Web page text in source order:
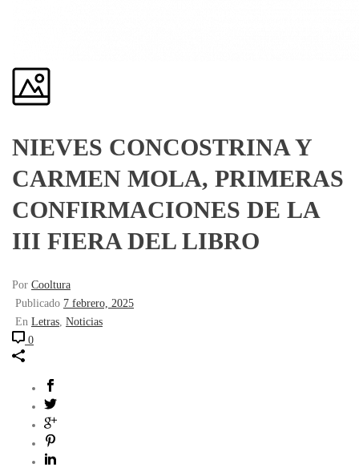
NIEVES CONCOSTRINA Y
CARMEN MOLA, PRIMERAS
CONFIRMACIONES DE LA
III FIERA DEL LIBRO
Por Cooltura
Publicado 7 febrero, 2025
En Letras, Noticias
0